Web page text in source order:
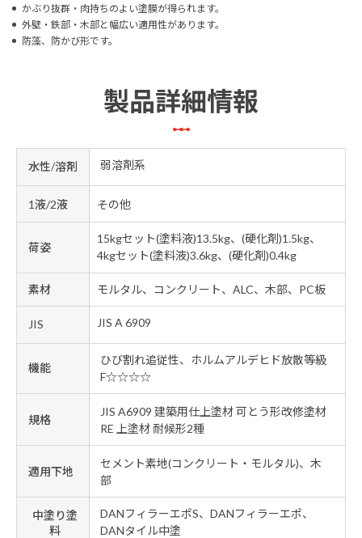
かぶり抜群・肉持ちのよい塗膜が得られます。
外壁・鉄部・木部と幅広い適用性があります。
防藻、防かび形です。
製品詳細情報
水性/溶剤 弱溶剤系
1液/2液 その他
荷姿
15kgセット(塗料液)13.5kg、(硬化剤)1.5kg、
4kgセット(塗料液)3.6kg、(硬化剤)0.4kg
素材 モルタル、コンクリート、ALC、木部、PC板
JIS JIS A 6909
機能
ひび割れ追従性、ホルムアルデヒド放散等級
F☆☆☆☆
規格
JIS A6909 建築用仕上塗材 可とう形改修塗材
RE 上塗材 耐候形2種
適用下地
セメント素地(コンクリート・モルタル)、木
部
中塗り塗
料
DANフィラーエポS、DANフィラーエポ、
DANタイル中塗